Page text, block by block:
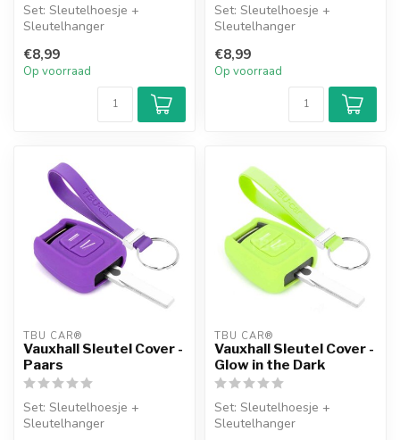
Set: Sleutelhoesje +
Sleutelhanger
€8,99
Op voorraad
Set: Sleutelhoesje +
Sleutelhanger
€8,99
Op voorraad
TBU CAR®
Vauxhall Sleutel Cover -
Paars
Set: Sleutelhoesje +
Sleutelhanger
TBU CAR®
Vauxhall Sleutel Cover -
Glow in the Dark
Set: Sleutelhoesje +
Sleutelhanger